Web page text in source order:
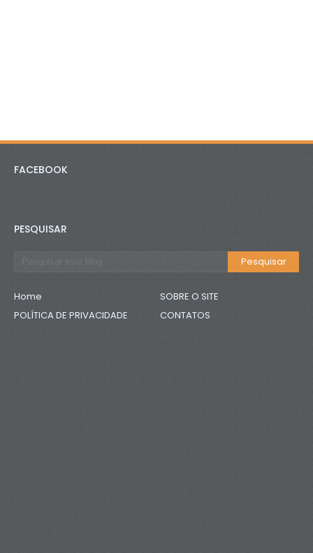
FACEBOOK
PESQUISAR
Home
SOBRE O SITE
POLÍTICA DE PRIVACIDADE
CONTATOS